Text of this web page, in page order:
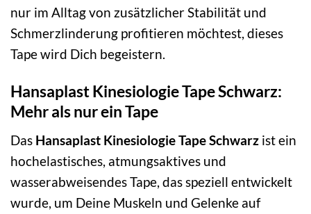
nur im Alltag von zusätzlicher Stabilität und
Schmerzlinderung profitieren möchtest, dieses
Tape wird Dich begeistern.
Hansaplast Kinesiologie Tape Schwarz:
Mehr als nur ein Tape
Das Hansaplast Kinesiologie Tape Schwarz ist ein
hochelastisches, atmungsaktives und
wasserabweisendes Tape, das speziell entwickelt
wurde, um Deine Muskeln und Gelenke auf